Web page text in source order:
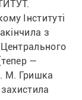
Інституті
з
—
М. Гришка